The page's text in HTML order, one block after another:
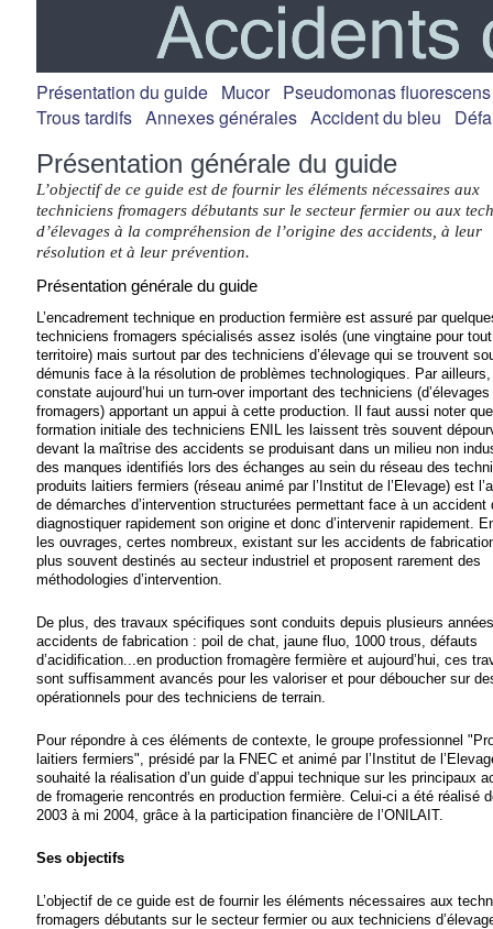
Présentation du guide Mucor Pseudomonas fluorescens
Trous tardifs Annexes générales Accident du bleu
Présentation générale du guide
L’objectif de ce guide est de fournir les éléments nécessaires aux
techniciens fromagers débutants sur le secteur fermier ou aux
d’élevages à la compréhension de l’origine des accidents, à leur
résolution et à leur prévention.
Présentation générale du guide
L’encadrement technique en production fermière est assuré par
techniciens fromagers spécialisés assez isolés (une vingtaine pour
territoire) mais surtout par des techniciens d’élevage qui se trouvent
démunis face à la résolution de problèmes technologiques. Par
constate aujourd’hui un turn-over important des techniciens (d’élevages
fromagers) apportant un appui à cette production. Il faut aussi noter
formation initiale des techniciens ENIL les laissent très souvent
devant la maîtrise des accidents se produisant dans un milieu non
des manques identifiés lors des échanges au sein du réseau des
produits laitiers fermiers (réseau animé par l’Institut de l’Elevage) est
de démarches d’intervention structurées permettant face à un accident
diagnostiquer rapidement son origine et donc d’intervenir rapidement.
les ouvrages, certes nombreux, existant sur les accidents de
plus souvent destinés au secteur industriel et proposent rarement des
méthodologies d’intervention.
De plus, des travaux spécifiques sont conduits depuis plusieurs
accidents de fabrication : poil de chat, jaune fluo, 1000 trous, défauts
d’acidification...en production fromagère fermière et aujourd’hui, ces
sont suffisamment avancés pour les valoriser et pour déboucher sur
opérationnels pour des techniciens de terrain.
Pour répondre à ces éléments de contexte, le groupe professionnel
laitiers fermiers", présidé par la FNEC et animé par l’Institut de
souhaité la réalisation d’un guide d’appui technique sur les principaux
de fromagerie rencontrés en production fermière. Celui-ci a été réalisé
2003 à mi 2004, grâce à la participation financière de l’ONILAIT.
Ses objectifs
L’objectif de ce guide est de fournir les éléments nécessaires aux
fromagers débutants sur le secteur fermier ou aux techniciens